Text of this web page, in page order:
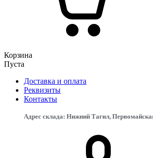
Корзина
Пуста
Доставка и оплата
Реквизиты
Контакты
Адрес склада: Нижний Тагил,